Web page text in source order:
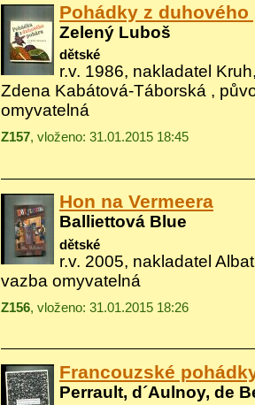
Pohádky z duhového
Zelený Luboš
dětské
r.v. 1986, nakladatel
Zdena Kabátová-Táborská ,
omyvatelná
Z157, vloženo: 31.01.2015 18:45
Hon na Vermeera
Balliettová Blue
dětské
r.v. 2005, nakladatel
vazba omyvatelná
Z156, vloženo: 31.01.2015 18:26
Francouzské
Perrault, d´Aulnoy, de